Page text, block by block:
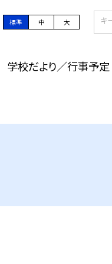
標準 中 大
学校だより／行事予定